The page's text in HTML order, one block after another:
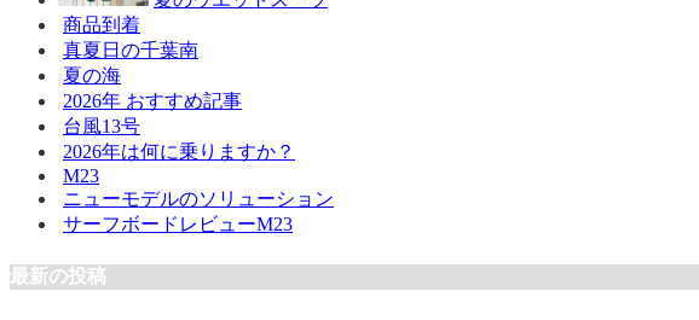
商品到着
真夏日の千葉南
夏の海
2026年 おすすめ記事
台風13号
2026年は何に乗りますか？
M23
ニューモデルのソリューション
サーフボードレビューM23
最新の投稿